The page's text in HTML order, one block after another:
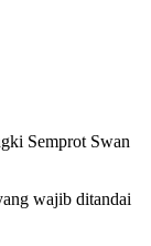
Semprot Swan
wajib ditandai